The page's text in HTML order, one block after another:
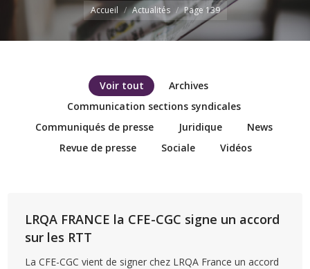
Accueil Actualités Page 139
Voir tout
Archives
Communication sections syndicales
Communiqués de presse
Juridique
News
Revue de presse
Sociale Vidéos
LRQA FRANCE la CFE-CGC signe un accord
sur les RTT
La CFE-CGC vient de signer chez LRQA France un accord